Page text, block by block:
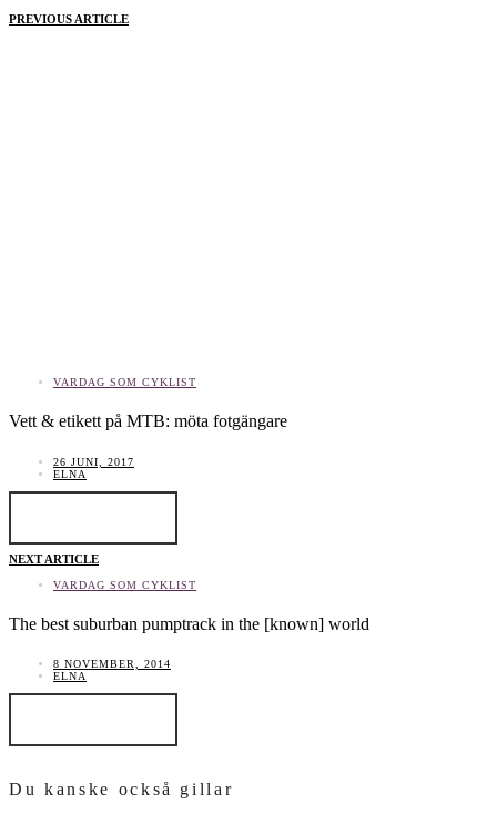
PREVIOUS ARTICLE
VARDAG SOM CYKLIST
Vett & etikett på MTB: möta fotgängare
26 JUNI, 2017
ELNA
NEXT ARTICLE
VARDAG SOM CYKLIST
The best suburban pumptrack in the [known] world
8 NOVEMBER, 2014
ELNA
Du kanske också gillar